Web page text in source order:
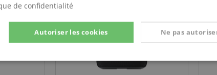
de confidentialité
Autoriser les cookies Ne pas
Performance Ciblage